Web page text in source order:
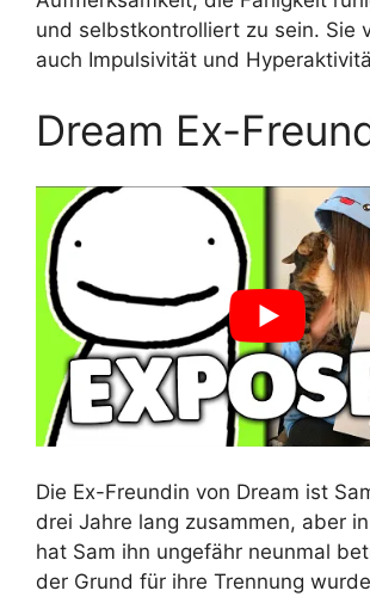
und selbstkontrolliert zu sein. Sie
auch Impulsivität und
Dream Ex-
Die Ex-Freundin von Dream ist
drei Jahre lang zusammen, aber
hat Sam ihn ungefähr neunmal
der Grund für ihre Trennung